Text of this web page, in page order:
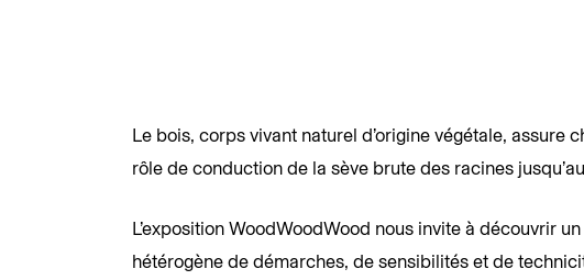
Le bois, corps vivant naturel d’origine végétale, assure
rôle de conduction de la sève brute des racines
L’exposition WoodWoodWood nous invite à découvrir
hétérogène de démarches, de sensibilités et de